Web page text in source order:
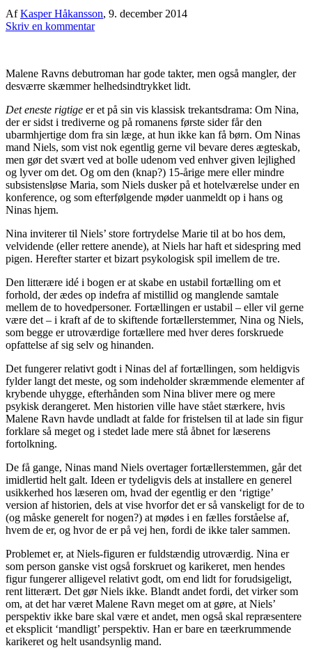
AfKasper Håkansson, 9. december 2014
Skriv en kommentar
Malene Ravns debutroman har gode takter, men også mangler, der
desværre skæmmer helhedsindtrykket lidt.
Det eneste rigtige er et på sin vis klassisk trekantsdrama: Om Nina,
der er sidst i trediverne og på romanens første sider får den
ubarmhjertige dom fra sin læge, at hun ikke kan få børn. Om Ninas
mand Niels, som vist nok egentlig gerne vil bevare deres ægteskab,
men gør det svært ved at bolle udenom ved enhver given lejlighed
og lyver om det. Og om den (knap?) 15-årige mere eller mindre
subsistensløse Maria, som Niels dusker på et hotelværelse under en
konference, og som efterfølgende møder uanmeldt op i hans og
Ninas hjem.
Nina inviterer til Niels’ store fortrydelse Marie til at bo hos dem,
velvidende (eller rettere anende), at Niels har haft et sidespring med
pigen. Herefter starter et bizart psykologisk spil imellem de tre.
Den litterære idé i bogen er at skabe en ustabil fortælling om et
forhold, der ædes op indefra af mistillid og manglende samtale
mellem de to hovedpersoner. Fortællingen er ustabil – eller vil gerne
være det – i kraft af de to skiftende fortællerstemmer, Nina og Niels,
som begge er utroværdige fortællere med hver deres forskruede
opfattelse af sig selv og hinanden.
Det fungerer relativt godt i Ninas del af fortællingen, som heldigvis
fylder langt det meste, og som indeholder skræmmende elementer af
krybende uhygge, efterhånden som Nina bliver mere og mere
psykisk derangeret. Men historien ville have stået stærkere, hvis
Malene Ravn havde undladt at falde for fristelsen til at lade sin figur
forklare så meget og i stedet lade mere stå åbnet for læserens
fortolkning.
De få gange, Ninas mand Niels overtager fortællerstemmen, går det
imidlertid helt galt. Ideen er tydeligvis dels at installere en generel
usikkerhed hos læseren om, hvad der egentlig er den ‘rigtige’
version af historien, dels at vise hvorfor det er så vanskeligt for de to
(og måske generelt for nogen?) at mødes i en fælles forståelse af,
hvem de er, og hvor de er på vej hen, fordi de ikke taler sammen.
Problemet er, at Niels-figuren er fuldstændig utroværdig. Nina er
som person ganske vist også forskruet og karikeret, men hendes
figur fungerer alligevel relativt godt, om end lidt for forudsigeligt,
rent litterært. Det gør Niels ikke. Blandt andet fordi, det virker som
om, at det har været Malene Ravn meget om at gøre, at Niels’
perspektiv ikke bare skal være et andet, men også skal repræsentere
et eksplicit ‘mandligt’ perspektiv. Han er bare en tæerkrummende
karikeret og helt usandsynlig mand.